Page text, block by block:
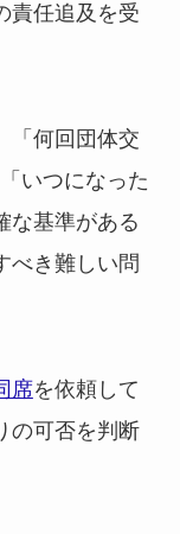
責任追及を受
「何回団体交
いつになった
な基準がある
べき難しい問
席を依頼して
の可否を判断